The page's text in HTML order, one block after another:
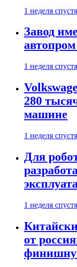
1 неделя спустя
Завод
1 неделя спустя
280
машине
1 неделя спустя
Для
1 неделя спустя
от